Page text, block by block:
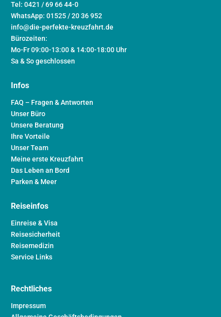
Tel: 0421 / 69 66 44-0
WhatsApp: 01525 / 20 36 952
info@die-perfekte-kreuzfahrt.de
Bürozeiten:
Mo-Fr 09:00-13:00 & 14:00-18:00 Uhr
Sa & So geschlossen
Infos
FAQ – Fragen & Antworten
Unser Büro
Unsere Beratung
Ihre Vorteile
Unser Team
Meine erste Kreuzfahrt
Das Leben an Bord
Parken & Meer
Reiseinfos
Einreise & Visa
Reisesicherheit
Reisemedizin
Service Links
Rechtliches
Impressum